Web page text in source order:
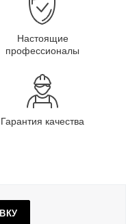
Настоящие
профессионалы
Гарантия качества